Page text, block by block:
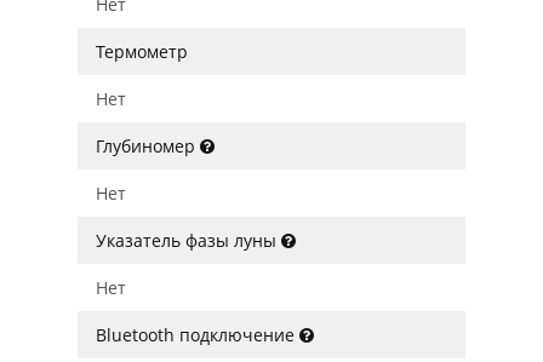
Термометр
Нет
Глубиномер
Нет
Указатель фазы луны
Нет
Bluetooth подключение